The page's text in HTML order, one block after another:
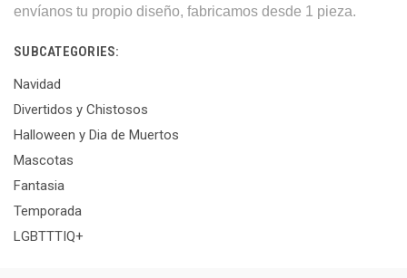
envíanos tu propio diseño, fabricamos desde 1 pieza.
SUBCATEGORIES:
Navidad
Divertidos y Chistosos
Halloween y Dia de Muertos
Mascotas
Fantasia
Temporada
LGBTTTIQ+